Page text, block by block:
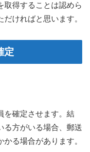
取得することは認めら
ければと思います。
定
を確定させます。結
る方がいる場合、郵送
る場合があります。